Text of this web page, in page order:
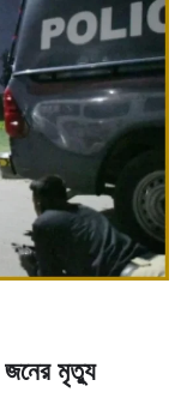
জনের মৃত্যু